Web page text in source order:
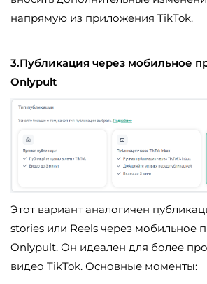
напрямую из приложения TikTok.
3.Публикация через мобильное
Onlypult
Этот вариант аналогичен
stories или Reels через мобильное
Onlypult. Он идеален для более
видео TikTok. Основные моменты: